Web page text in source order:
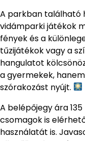
A parkban található
vidámparki játékok
fények és a
tűzijátékok vagy a
hangulatot
a gyermekek,
szórakozást nyújt.
A belépőjegy ára
csomagok is
használatát is.